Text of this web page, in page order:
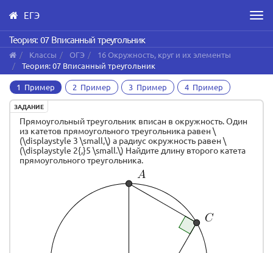
Skip
to
main
content
ЕГЭ
Теория: 07 Вписанный треугольник
Классы ОГЭ
16 Окружность, круг и их элементы
Теория: 07 Вписанный треугольник
1 Пример 2 Пример 3 Пример 4 Пример
ЗАДАНИЕ
Прямоугольный треугольник вписан в окружность. Один
из катетов прямоугольного треугольника равен \
(\displaystyle 3 \small,\) a радиус окружность равен \
(\displaystyle 2{,}5 \small.\) Найдите длину второго катета
прямоугольного треугольника.